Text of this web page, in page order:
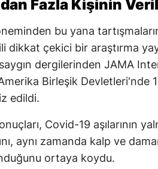
Fazla Kişinin
bu yana
dikkat çekici bir araştırma
saygın dergilerinden JAMA
Birleşik Devletleri'nde
edildi.
Covid-19 aşılarının
aynı zamanda kalp ve
ortaya koydu.